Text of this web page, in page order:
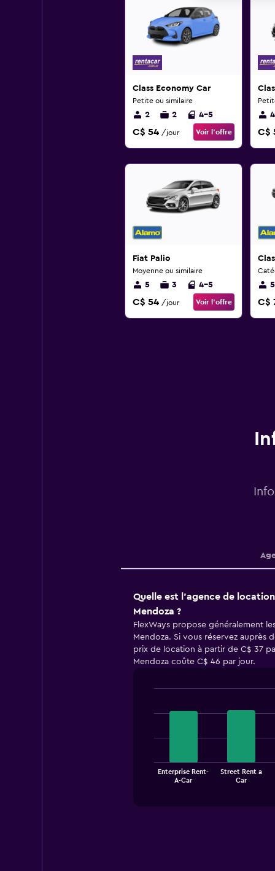
Class Economy Car
Petite ou similaire
2 2 4-5
C$ 54 /jour Voir l’offre
4
C$
Fiat Palio
Moyenne ou similaire
5 3 4-5
C$ 54 /jour Voir l’offre
5
C$
Quelle est l’agence de
Mendoza ?
FlexWays propose généralement
Mendoza. Si vous réservez auprès
prix de location à partir de C$ 37
Mendoza coûte C$ 46 par jour.
bars.
The
chart
graphic.
Enterprise Rent-
A-Car
Street Rent a
Car